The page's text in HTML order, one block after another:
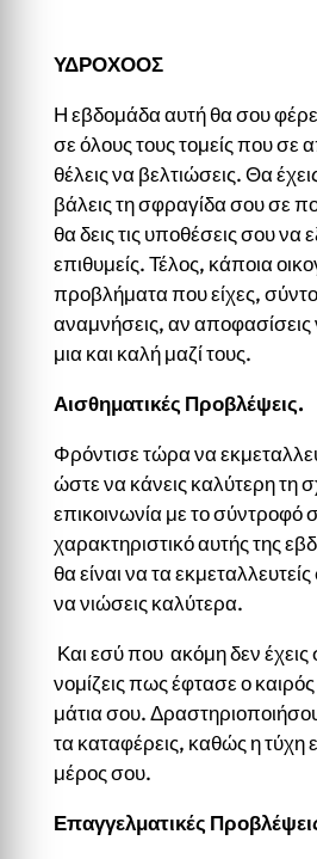
ΥΔΡΟΧΟΟΣ
Η εβδομάδα αυτή θα σου
σε όλους τους τομείς που σε
θέλεις να βελτιώσεις. Θα
βάλεις τη σφραγίδα σου σε
θα δεις τις υποθέσεις σου να
επιθυμείς. Τέλος, κάποια
προβλήματα που είχες,
αναμνήσεις, αν αποφασίσεις
μια και καλή μαζί τους.
Αισθηματικές Προβλέψεις.
Φρόντισε τώρα να
ώστε να κάνεις καλύτερη τη
επικοινωνία με το σύντροφό
χαρακτηριστικό αυτής της
θα είναι να τα
να νιώσεις καλύτερα.
Και εσύ που ακόμη δεν
νομίζεις πως έφτασε ο καιρός
μάτια σου.
τα καταφέρεις, καθώς η τύχη
μέρος σου.
Επαγγελματικές